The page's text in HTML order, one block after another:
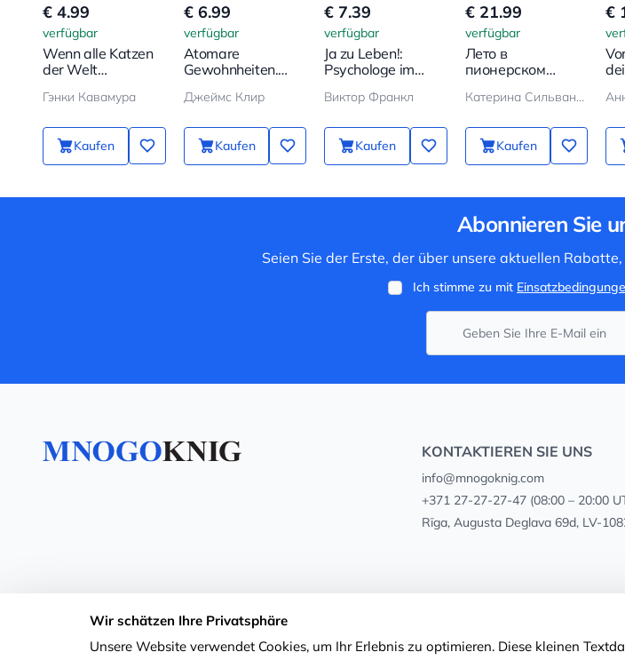
€ 4.99
verfügbar
Wenn alle Katzen
der Welt
Гэнки Кавамура
Kaufen
€ 6.99
verfügbar
Atomare
Gewohnheiten.
Gewohnheiten
schlechte loswird
Джеймс Клир
Kaufen
€ 7.39
verfügbar
Ja zu Leben!:
Psychologe im
Виктор Франкл
Kaufen
€ 21.99
verfügbar
Лето в
пионерском
Катерина Сильванова, Елена Малисова
Kaufen
€
Abonnieren Sie
Seien Sie der Erste, der über unsere aktuellen
Ich stimme zu mit
KONTAKTIEREN SIE UNS
info@mnogoknig.com
+371 27-27-27-47(08:00 – 20:00
Rīga, Augusta Deglava 69d, LV-
Wir schätzen Ihre Privatsphäre
Unsere Website verwendet Cookies, um Ihr Erlebnis zu optimieren. Diese kleinen